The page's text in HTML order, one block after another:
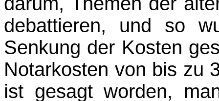
debattieren, und so
Senkung der Kosten
Notar­kosten von bis zu
ist gesagt worden,